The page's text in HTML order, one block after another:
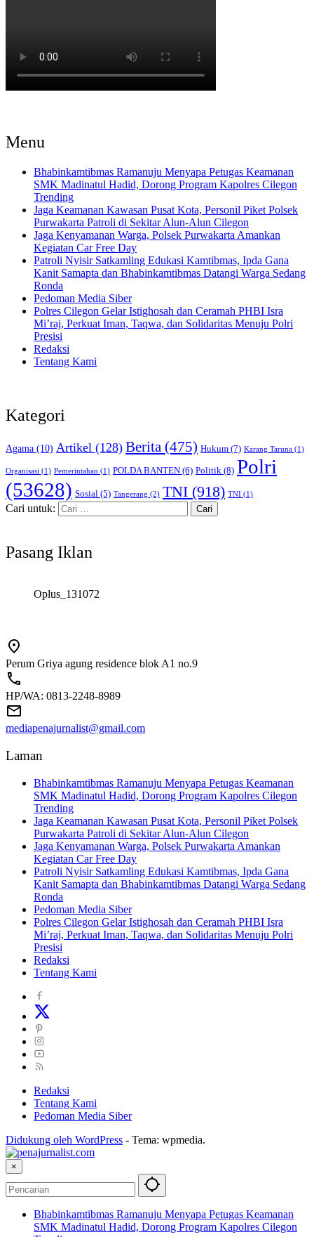
Menu
Bhabinkamtibmas Ramanuju Menyapa Petugas Keamanan
SMK Madinatul Hadid, Dorong Program Kapolres Cilegon
Trending
Jaga Keamanan Kawasan Pusat Kota, Personil Piket Polsek
Purwakarta Patroli di Sekitar Alun-Alun Cilegon
Jaga Kenyamanan Warga, Polsek Purwakarta Amankan
Kegiatan Car Free Day
Patroli Nyisir Satkamling Edukasi Kamtibmas, Ipda Gana
Kanit Samapta dan Bhabinkamtibmas Datangi Warga Sedang
Ronda
Pedoman Media Siber
Polres Cilegon Gelar Istighosah dan Ceramah PHBI Isra
Mi’raj, Perkuat Iman, Taqwa, dan Solidaritas Menuju Polri
Presisi
Redaksi
Tentang Kami
Kategori
Agama (10) Artikel (128) Berita (475) Hukum (7) Karang Taruna (1)
Organisasi (1) Pemerintahan (1) POLDA BANTEN (6) Politik (8) Polri
(53628) Sosial (5) Tangerang (2) TNI (918) TNI (1)
Cari untuk:
Pasang Iklan
Oplus_131072
Perum Griya agung residence blok A1 no.9
HP/WA: 0813-2248-8989
mediapenajurnalist@gmail.com
Laman
Bhabinkamtibmas Ramanuju Menyapa Petugas Keamanan
SMK Madinatul Hadid, Dorong Program Kapolres Cilegon
Trending
Jaga Keamanan Kawasan Pusat Kota, Personil Piket Polsek
Purwakarta Patroli di Sekitar Alun-Alun Cilegon
Jaga Kenyamanan Warga, Polsek Purwakarta Amankan
Kegiatan Car Free Day
Patroli Nyisir Satkamling Edukasi Kamtibmas, Ipda Gana
Kanit Samapta dan Bhabinkamtibmas Datangi Warga Sedang
Ronda
Pedoman Media Siber
Polres Cilegon Gelar Istighosah dan Ceramah PHBI Isra
Mi’raj, Perkuat Iman, Taqwa, dan Solidaritas Menuju Polri
Presisi
Redaksi
Tentang Kami
Redaksi
Tentang Kami
Pedoman Media Siber
Didukung oleh WordPress - Tema: wpmedia.
×
Bhabinkamtibmas Ramanuju Menyapa Petugas Keamanan
SMK Madinatul Hadid, Dorong Program Kapolres Cilegon